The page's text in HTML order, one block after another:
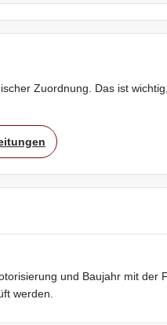
Zuordnung. Das ist
und Baujahr mit der
werden.